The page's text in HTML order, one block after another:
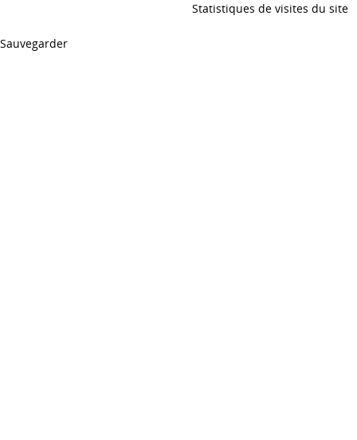
Statistiques de visites du site
Sauvegarder